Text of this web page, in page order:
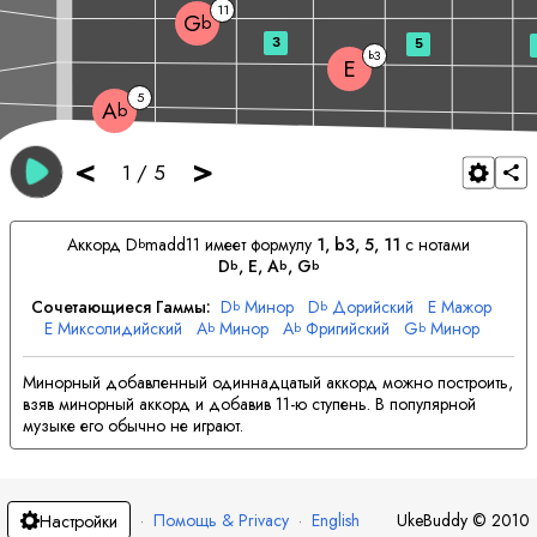
< 1 / 5 >
Ab 5
E b3
Gb 11
3 5
Аккорд Dbmadd11 имеет формулу 1, b3, 5, 11 с нотами
Db, E, Ab, Gb
Сочетающиеся Гаммы: Db Минор Db Дорийский E Мажор
E Миксолидийский Ab Минор Ab Фригийский Gb Минор
G Дорийский
Минорный добавленный одиннадцатый аккорд можно построить,
взяв минорный аккорд и добавив 11-ю ступень. В популярной
музыке его обычно не играют.
Настройки · Помощь & Privacy · English UkeBuddy © 2010